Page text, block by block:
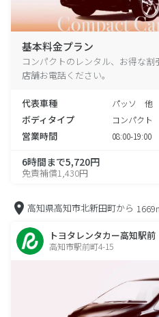
基本料金プラン
コンパクトのレンタル、お得な
店舗お電話ください。
代表車種 パッソ 他
ボディタイプ コンパクト
営業時間 08:00-19:00
6時間まで5,720円
免責補償1,430円
高知県高知市北新田町から
トヨタレンタカー高知駅前
高知市駅前町4-15